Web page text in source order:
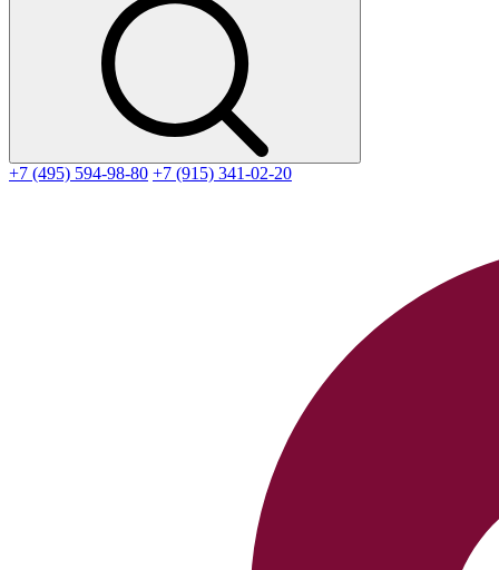
+7 (495) 594-98-80 +7 (915) 341-02-20